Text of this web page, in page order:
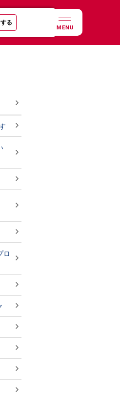
る
MENU
ロ